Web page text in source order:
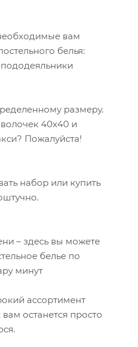
вам
белья:
размеру.
40х40 и
Пожалуйста!
набор или купить
– здесь вы можете
белье по
минут
ассортимент
останется просто